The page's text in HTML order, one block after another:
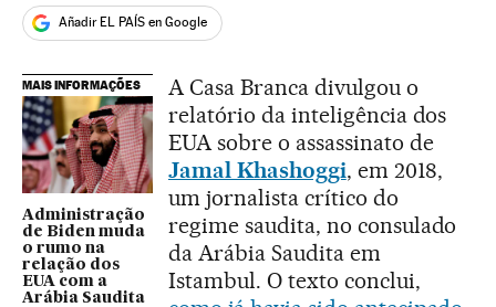
Añadir EL PAÍS en Google
MAIS INFORMAÇÕES
Administração
de Biden muda
o rumo na
relação dos
EUA com a
Arábia Saudita
A Casa Branca divulgou o
relatório da inteligência dos
EUA sobre o assassinato de
Jamal Khashoggi, em 2018,
um jornalista crítico do
regime saudita, no consulado
da Arábia Saudita em
Istambul. O texto conclui,